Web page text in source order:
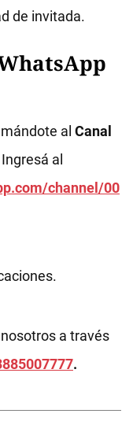
de invitada.
al Canal
al
channel/00
a través
.